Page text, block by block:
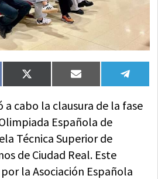
Compartir
en
X
(Twitter)
Compartir
en
Email
en
a cabo la clausura de la fase
Española de
Técnica Superior de
de Ciudad Real. Este
la Asociación Española